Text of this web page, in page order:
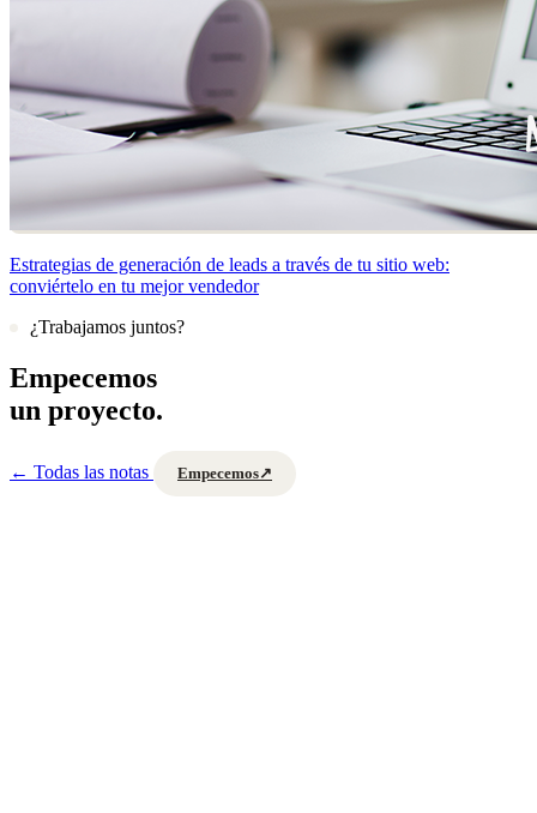
Estrategias de generación de leads a través de tu sitio web:
conviértelo en tu mejor vendedor
¿Trabajamos juntos?
Empecemos
un proyecto.
← Todas las notas Empecemos↗